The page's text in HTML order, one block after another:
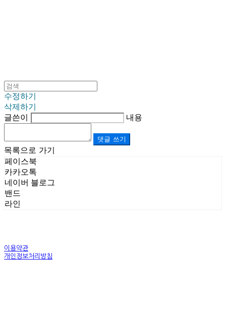
수정하기
삭제하기
글쓴이
내용
댓글 쓰기
목록으로 가기
페이스북
카카오톡
네이버 블로그
밴드
라인
이용약관
개인정보처리방침